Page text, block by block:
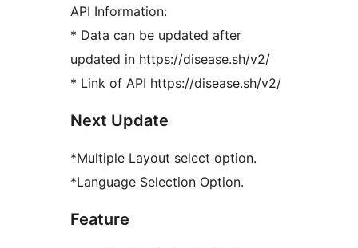
API Information:
* Data can be updated after
updated in https://disease.sh/v2/
* Link of API https://disease.sh/v2/
Next Update
*Multiple Layout select option.
*Language Selection Option.
Feature